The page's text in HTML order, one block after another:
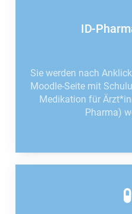
ID-
Sie werden nach
Moodle-Seite mit
Medikation für
Pharma)